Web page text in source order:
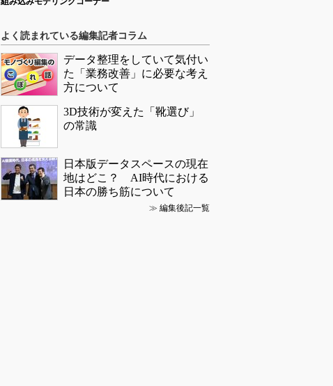
よく読まれている編集記者コラム
データ整理をしていて気付い
た「業務改善」に必要な考え
方について
3D技術が変えた「靴選び」
の常識
日本版データスペースの現在
地はどこ？ AI時代における
日本の勝ち筋について
≫ 編集後記一覧